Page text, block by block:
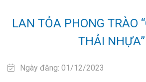
LAN TỎA PHONG TRÀO
THẢI NHỰA”
Ngày đăng: 01/12/2023